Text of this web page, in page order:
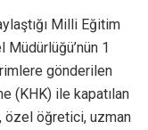
Milli Eğitim
Müdürlüğü’nün 1
gönderilen
(KHK) ile kapatılan
özel öğretici, uzman